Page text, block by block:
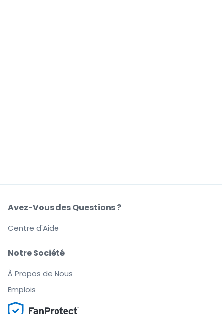
Notre Société
À Propos de Nous
Emplois
Avez-Vous des Questions ?
Centre d'Aide